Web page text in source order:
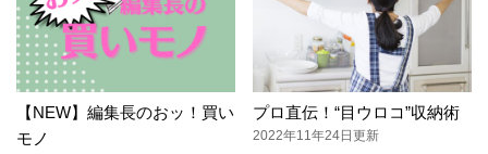
【NEW】編集長のおッ！買い
モノ
プロ直伝！“目ウロコ”収納術
2022年11年24日更新